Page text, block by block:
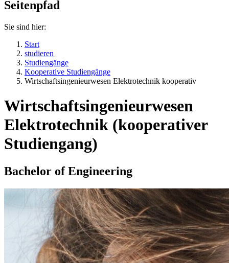
Seitenpfad
Sie sind hier:
Start
studieren
Studiengänge
Kooperative Studiengänge
Wirtschaftsingenieurwesen Elektrotechnik kooperativ
Wirtschaftsingenieurwesen
Elektrotechnik (kooperativer
Studiengang)
Bachelor of Engineering